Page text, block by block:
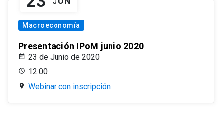
Macroeconomía
Presentación IPoM junio 2020
23 de Junio de 2020
12:00
Webinar con inscripción